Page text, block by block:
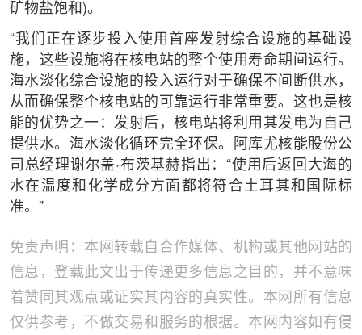
矿物盐饱和)。
“我们正在逐步投入使用首座发射综合设施的基础设
施，这些设施将在核电站的整个使用寿命期间运行。
海水淡化综合设施的投入运行对于确保不间断供水，
从而确保整个核电站的可靠运行非常重要。这也是核
能的优势之一：发射后，核电站将利用其发电为自己
提供水。海水淡化循环完全环保。阿库尤核能股份公
司总经理谢尔盖·布茨基赫指出：“使用后返回大海的
水在温度和化学成分方面都将符合土耳其和国际标
准。”
免责声明：本网转载自合作媒体、机构或其他网站的
信息，登载此文出于传递更多信息之目的，并不意味
着赞同其观点或证实其内容的真实性。本网所有信息
仅供参考，不做交易和服务的根据。本网内容如有侵